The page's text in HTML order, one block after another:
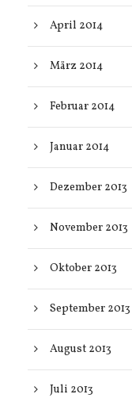
April 2014
März 2014
Februar 2014
Januar 2014
Dezember 2013
November 2013
Oktober 2013
September 2013
August 2013
Juli 2013